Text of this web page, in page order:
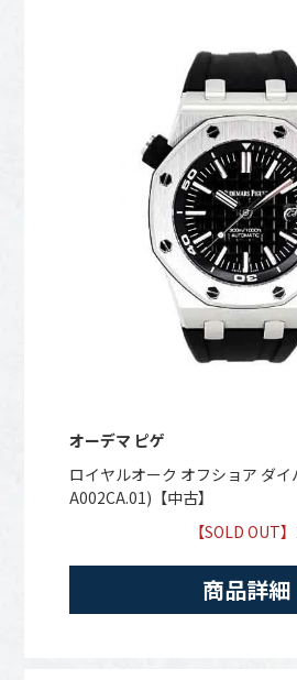
オーデマ ピゲ
ロイヤルオーク オフショア ダイ
A002CA.01)【中古】
【SOLD OUT】
商品詳細